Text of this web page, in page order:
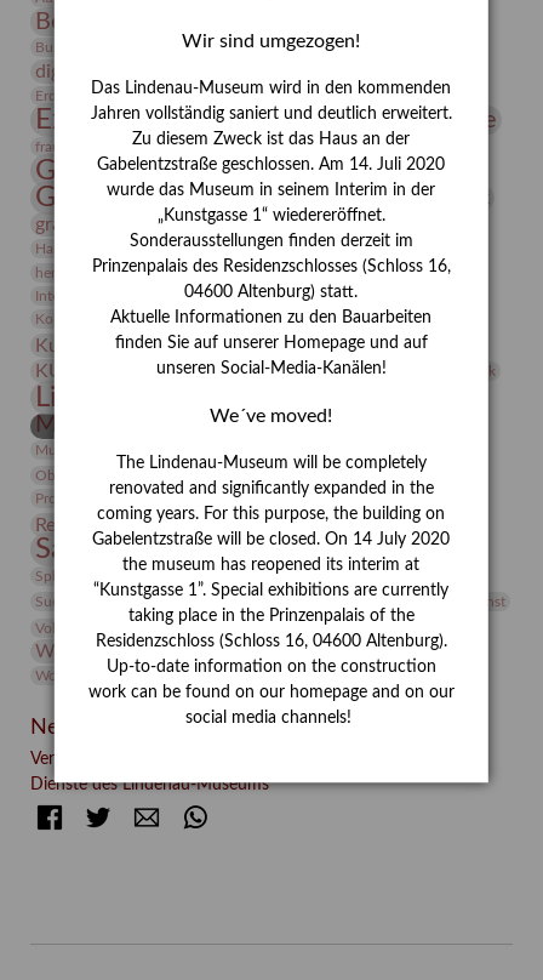
Bernhard August von Lindenau
Burg Posterstein Conrad Felixmüller Depot
digitallabor
Erdmann Julius Dietrich
Erlebnisportal estrusker Exlibris
Expressionismus Festrede Florenz Fotografie
frauen Frauen in der Antike und heute
Gerhard-Altenbourg-Preis
Gerhard Altenbourg
Gerhard Kurt Müller
grafische sammlung griechische Mythologie
Hanns-Conon von der Gabelentz Heinrich Kirchhoff Heldinnen
herman de vries Humboldt
Insekten
Integriertes Schädlingsmanagement
Italien Jahresempfang
Kolosseum
Kooperationsausstellung Korkmodelle Kunst
Kunstmuseum Kunstvermittlung Kunst von Kühl
KUNSTWAND Kurs Künstler Künstlerin Lehmbruck
Lindenau-Museum
Museumsgeschichte Museumsnacht
Museumspädagogik Natur
Objekt im Fokus
Phelloplastik
Pohlhof
Provenienz
Provenienzforschung
Restaurierung Rudi Lesser Ruth Wolf-Rehfeld
Sammlung Samstagszeichner Skulptur
Sonderausstellung
Sphinx
studio Studio Bildende Kunst
Suermondt-Ludwig-Museum
Vermittlung
Videokunst
Volontariat
Walter Rheiner Werefkin
Werkbetrachtung Winter Wissenschaft
Wolf and Dog
Wolf und Hund
Zirkuswoche
Neueste Beiträge
Verschenkt, verkauft, vergessen? – Kunstdetektivinnen im
Dienste des Lindenau-Museums
FacebookTwitter E-mail
Wir sind umgezogen!
Das Lindenau-Museum wird in den kommenden
Jahren vollständig saniert und deutlich erweitert.
Zu diesem Zweck ist das Haus an der
Gabelentzstraße geschlossen. Am 14. Juli 2020
wurde das Museum in seinem Interim in der
„Kunstgasse 1“ wiedereröffnet.
Sonderausstellungen finden derzeit im
Prinzenpalais des Residenzschlosses (Schloss 16,
04600 Altenburg) statt.
Aktuelle Informationen zu den Bauarbeiten
finden Sie auf unserer Homepage und auf
unseren Social-Media-Kanälen!
We´ve moved!
The Lindenau-Museum will be completely
renovated and significantly expanded in the
coming years. For this purpose, the building on
Gabelentzstraße will be closed. On 14 July 2020
the museum has reopened its interim at
“Kunstgasse 1”. Special exhibitions are currently
taking place in the Prinzenpalais of the
Residenzschloss (Schloss 16, 04600 Altenburg).
Up-to-date information on the construction
work can be found on our homepage and on our
social media channels!